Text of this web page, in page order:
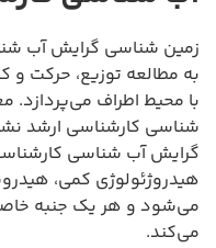
زمین شناسی گرایش آب
به مطالعه توزیع، حرکت و
با محیط اطراف
شناسی کارشناسی ارشد
گرایش آب شناسی
هیدروژئولوژی کمی،
می‌شود و هر یک جنبه خاصی
می‌کند.